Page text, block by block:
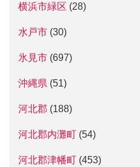
横浜市緑区 (28)
水戸市 (30)
氷見市 (697)
沖縄県 (51)
河北郡 (188)
河北郡内灘町 (54)
河北郡津幡町 (453)